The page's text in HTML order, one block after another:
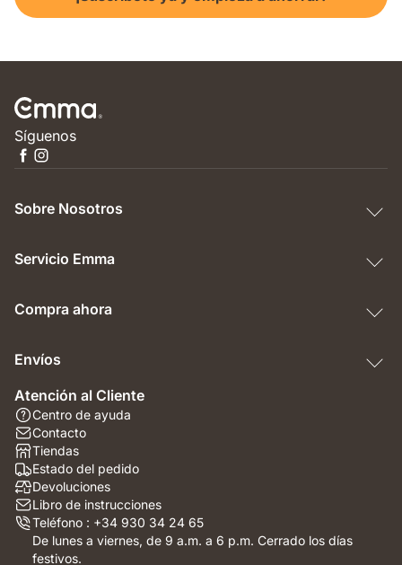
Síguenos
Sobre Nosotros
Servicio Emma
Compra ahora
Envíos
Atención al Cliente
Centro de ayuda
Contacto
Tiendas
Estado del pedido
Devoluciones
Libro de instrucciones
Teléfono : +34 930 34 24 65
De lunes a viernes, de 9 a.m. a 6 p.m. Cerrado los días
festivos.